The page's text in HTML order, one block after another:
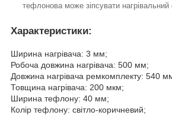
тефлонова може зіпсувати нагрівальний
Характеристики:
Ширина нагрівача: 3 мм;
Робоча довжина нагрівача: 500 мм;
Довжина нагрівача ремкомплекту: 540
Товщина нагрівача: 200 мкм;
Ширина тефлону: 40 мм;
Колір тефлону: світло-коричневий;